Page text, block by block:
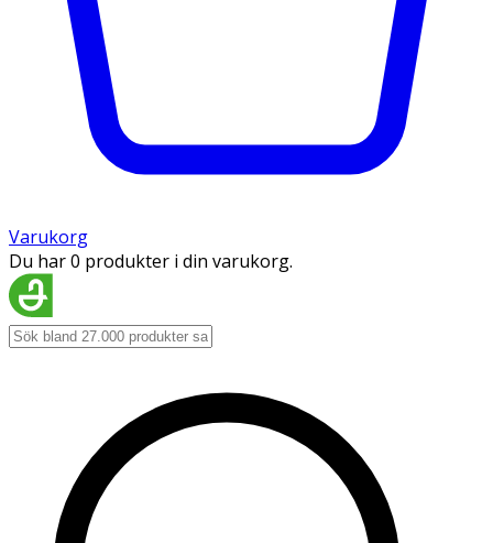
Varukorg
Du har 0 produkter i din varukorg.